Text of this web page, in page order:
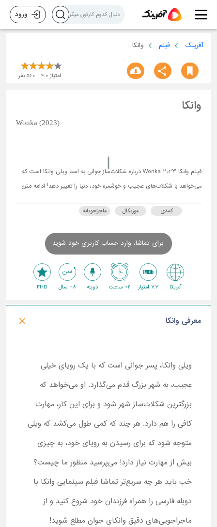
ورود
آفرینک فیلم وانکا
امتیاز 4.0
560 نفر
وانکا
Wonka (2023)
فیلم وانکا Wonka 2023 درباره شکلات‌ساز جوانی به اسم ویلی وانکا است که
می‌خواهد با شکلات‌های عجیب و خوشمزه خود، دنیا را تغییر دهد! ادامه متن
کمدی موزیکال ماجراجویانه
برای تماشا، وارد حساب کاربری خود شوید
آمریکا 7.3 امتیاز 2+ ساعت دوبله 8+ سال FHD
معرفی وانکا
ویلی وانکا، پسر جوانی است که با یک رویای خیلی
عجیب، به شهر بزرگ قدم می‌گذارد. او می‌خواهد که
بزرگترین شکلات‌ساز شهر شود و برای این کار، مهارت
کافی را هم دارد. هر چند که کمی طول می‌کشد که ویلی
متوجه شود که برای رسیدن به رویای خود، به چیزی
بیش از مهارت نیاز دارد! می‌پرسید منظور ما چیست؟
خب باید هر چه سریع‌تر تماشا فیلم سینمایی وانکا با
دوبله فارسی را همراه فرزندان خود شروع کنید و از
ماجراجویی‌های دقیق وانکای جوان مطلع شوید!